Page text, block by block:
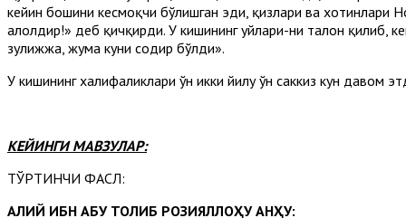
кейин бошини кесмоқчи бўлишган эди, қизлари ва хотинлари
ҳалолдир!» деб қичқирди. У кишининг уйлари-ни талон қилиб,
зулҳижжа, жума куни содир бўлди».
У кишининг халифаликлари ўн икки йилу ўн саккиз кун давом
КЕЙИНГИ МАВЗУЛАР:
ТЎРТИНЧИ ФАСЛ:
АЛИЙ ИБН АБУ ТОЛИБ РОЗИЯЛЛОҲУ АНҲУ: